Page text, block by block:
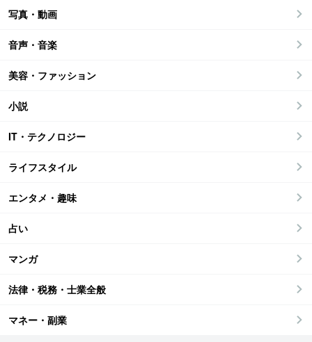
写真・動画
音声・音楽
美容・ファッション
小説
IT・テクノロジー
ライフスタイル
エンタメ・趣味
占い
マンガ
法律・税務・士業全般
マネー・副業